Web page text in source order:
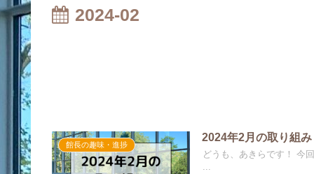
2024-02
館長の趣味・進捗
2024年2月の取り組み
どうも、あきらです！ 今
...